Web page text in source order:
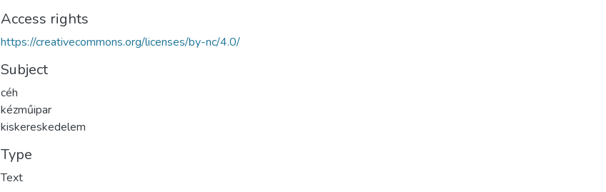
Access rights
https://creativecommons.org/licenses/by-nc/4.0/
Subject
céh
kézműipar
kiskereskedelem
Type
Text